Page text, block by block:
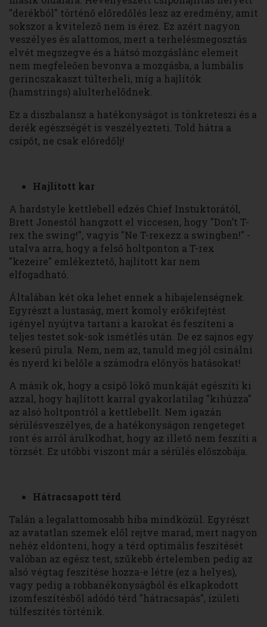
"derékból" történő előredőlés lesz az eredmény, amit
sokszor a kvitelező nem is érez. Ez azért nagyon
veszélyes és alattomos, mert a terhelésmegosztás
elvét megszegve és a hátsó mozgáslánc elemeit
nem megfeleően bevonva a mozgásba, a lumbális
gerincszakaszt túlterheli, míg a hajlítók
(hamstrings) alulterhelődnek.
Ez a diszbalansz a hatékonyságot is tönkreteszi és a
derék egészségét is veszélyezteti. Told hátra a
csípőt, ne csak előredőlj!
Hajlított kar
A hardstyle kettlebell edzés Chief Instuktorától,
Brett Jonestól hangzott el viccesen, hogy "Don’t T-
rex the swing!", vagyis "Ne T-rexezz a swingben!" -
utalva arra, hogy a felső holtponton a T-rex
"kezeire" emlékeztető, hajlított kar nem
elfogadható.
Általában két oka lehet ennek a hibajelenségnek.
Egyrészt a lustaság, mert komoly erőkifejtést
igényel nyújtva tartani a karokat és feszíteni a
teljes testet sok-sok ismétlés után. De ez sajnos egy
keserű pirula. Nem, nem az, tanuld meg jól csinálni
és nyerd ki belőle a számodra előnyös hatásokat!
A másik ok, hogy a csípő lökő munkáját egészíti ki
azzal, hogy hajlított karral gyakorlatilag "kihúzza"
az alsó holtpontról a kettlebellt. Nem igazán
sérülésveszélyes, de a hatékonyságon rengeteget
ront és arról árulkodhat, hogy az illető nem feszíti a
törzsét. Ez utóbbi viszont már a sérülés előszobája.
Hátracsapott térd
Talán a legalattomosabb hiba mindközül. Egyrészt
az avatatlan szemek elől rejtve marad, mert nagyon
nehéz eldönteni, hogy a térd optimális feszítését
valóban az egész test, szűkebb értelemben pedig az
alsó végtag feszítése hozza-e létre (ez a helyes),
vagy pedig a robbanékonyságból és elkapkodott
izomfeszítésből adódó térd "hátracsapás", ízületi
túlfeszítés történik.